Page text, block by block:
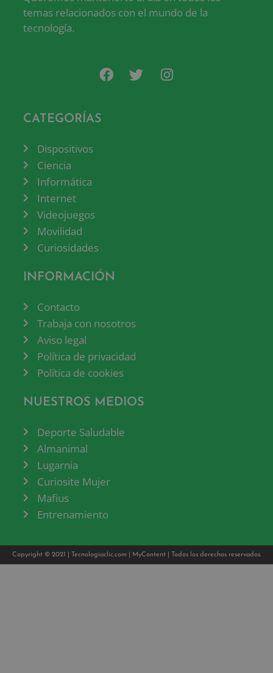
temas relacionados con el mundo de la
tecnología.
CATEGORÍAS
Dispositivos
Ciencia
Informática
Internet
Videojuegos
Movilidad
Curiosidades
INFORMACIÓN
Contacto
Trabaja con nosotros
Aviso legal
Política de privacidad
Política de cookies
NUESTROS MEDIOS
Deporte Saludable
Almanimal
Lugarnia
Curiosite Mujer
Mafius
Entrenamiento
Copyright © 2021 | Tecnologiaclic.com MyContent| Todos los derechos reservados.